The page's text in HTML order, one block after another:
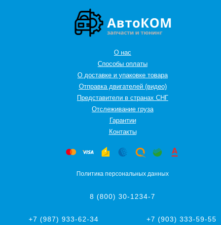
О нас
Способы оплаты
О доставке и упаковке товара
Отправка двигателей (видео)
Представители в странах СНГ
Oтслеживание груза
Гарантии
Контакты
Политика персональных данных
8 (800) 30-1234-7
+7 (987) 933-62-34 +7 (903) 333-59-55